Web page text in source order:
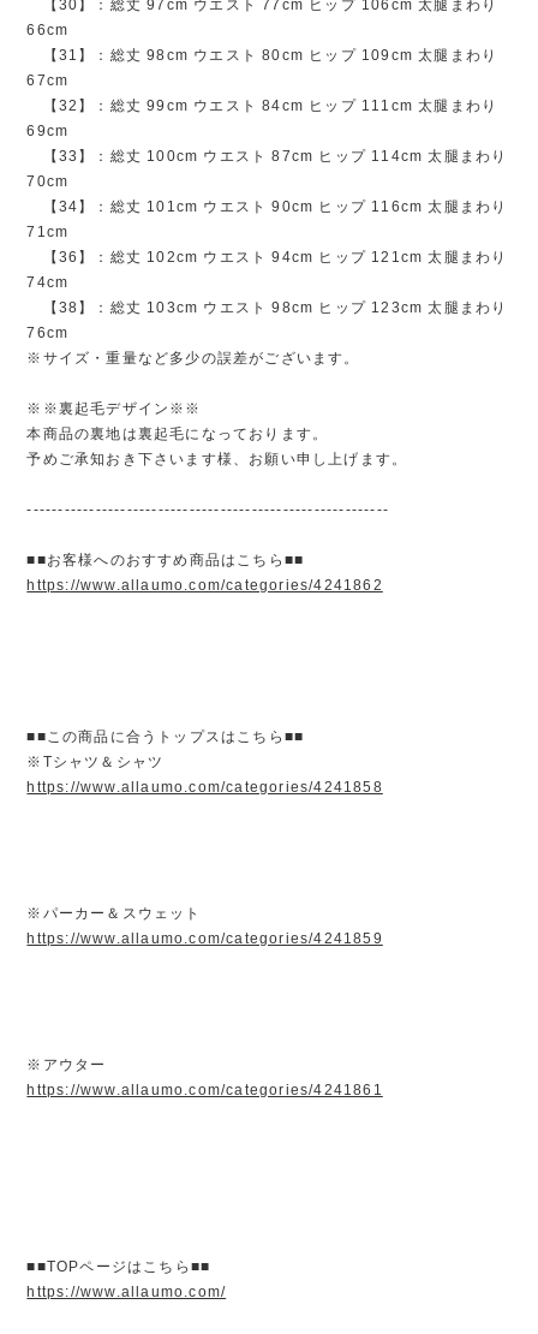
【30】：総丈 97cm ウエスト 77cm ヒップ 106cm 太腿まわり
66cm
【31】：総丈 98cm ウエスト 80cm ヒップ 109cm 太腿まわり
67cm
【32】：総丈 99cm ウエスト 84cm ヒップ 111cm 太腿まわり
69cm
【33】：総丈 100cm ウエスト 87cm ヒップ 114cm 太腿まわり
70cm
【34】：総丈 101cm ウエスト 90cm ヒップ 116cm 太腿まわり
71cm
【36】：総丈 102cm ウエスト 94cm ヒップ 121cm 太腿まわり
74cm
【38】：総丈 103cm ウエスト 98cm ヒップ 123cm 太腿まわり
76cm
※サイズ・重量など多少の誤差がございます。
※※裏起毛デザイン※※
本商品の裏地は裏起毛になっております。
予めご承知おき下さいます様、お願い申し上げます。
----------------------------------------------------------
■■お客様へのおすすめ商品はこちら■■
https://www.allaumo.com/categories/4241862
■■この商品に合うトップスはこちら■■
※Tシャツ＆シャツ
https://www.allaumo.com/categories/4241858
※パーカー＆スウェット
https://www.allaumo.com/categories/4241859
※アウター
https://www.allaumo.com/categories/4241861
■■TOPページはこちら■■
https://www.allaumo.com/